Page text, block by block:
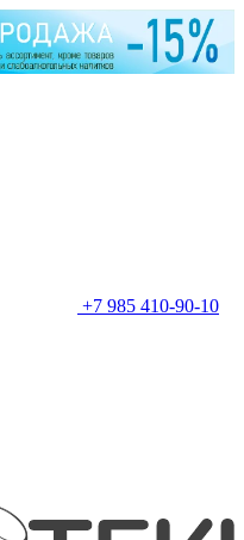
+7 985 410-90-10